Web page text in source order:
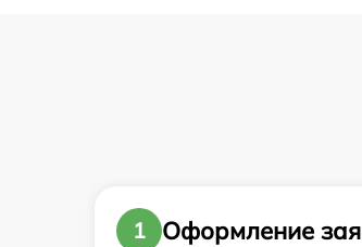
1
Оформление